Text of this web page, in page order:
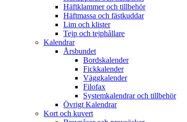
Häftklammer och tillbehör
Häftmassa och fästkuddar
Lim och klister
Tejp och tejphållare
Kalendrar
Årsbundet
Bordskalender
Fickkalender
Väggkalender
Filofax
Systemkalendrar och tillbehör
Övrigt Kalendrar
Kort och kuvert